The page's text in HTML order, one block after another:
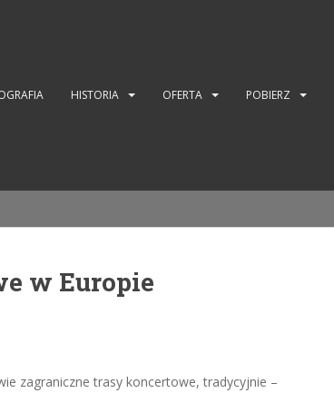
HISTORIA OFERTA POBIERZ
w Europie
zagraniczne trasy koncertowe, tradycyjnie –